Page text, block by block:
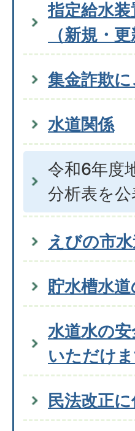
指定給水
（新規・更
集金詐欺
水道関係
令和6年度
分析表を公
えびの市
貯水槽水
水道水の
いただけ
民法改正